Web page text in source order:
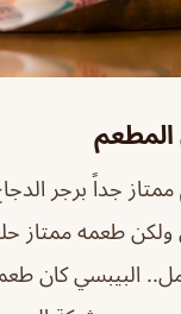
ممتاز جداً برجر
ولكن طعمه ممتاز
البيبسي كان